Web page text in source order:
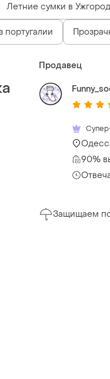
Летние сумки в
португалии
Продавец
90%
Защищаем